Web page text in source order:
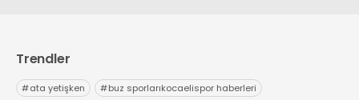
Trendler
#ata yetişken #buz sporlarıkocaelispor haberleri